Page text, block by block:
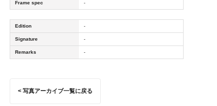
Frame spec -
Edition -
Signature -
Remarks -
< 写真アーカイブ一覧に戻る